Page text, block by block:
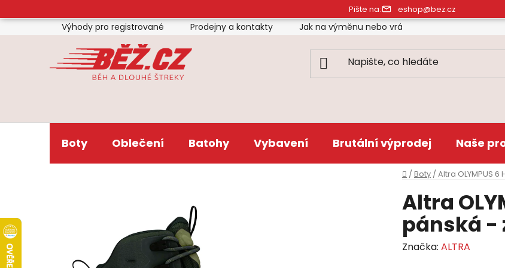
na
obsah
Pište na: eshop@bez.cz
Výhody pro registrované Prodejny a kontakty Jak na výměnu nebo vrácení zboží
Boty Oblečení Batohy Vybavení Brutální výprodej Naše
Domů
/ Boty / Altra OLYMPUS
Altra
pánská -
Značka: ALTRA